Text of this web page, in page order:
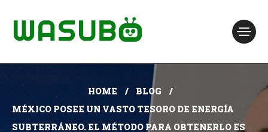
HOME
BLOG
MÉXICO POSEE UN VASTO TESORO DE ENERGÍA
SUBTERRÁNEO. EL MÉTODO PARA OBTENERLO ES